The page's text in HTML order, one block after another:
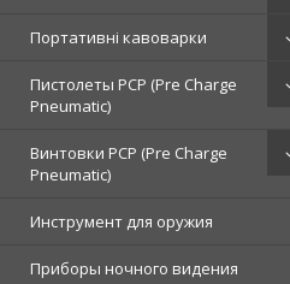
Портативні кавоварки
Пистолеты PCP (Pre Charge
Pneumatic)
Винтовки PCP (Pre Charge
Pneumatic)
Инструмент для оружия
Приборы ночного видения